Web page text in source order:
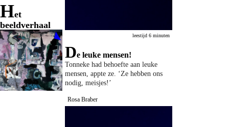
Het
beeldverhaal
leestijd 6 minuten
De leuke mensen!
Tonneke had behoefte aan leuke
mensen, appte ze. ‘Ze hebben ons
nodig, meisjes!’
Rosa Braber